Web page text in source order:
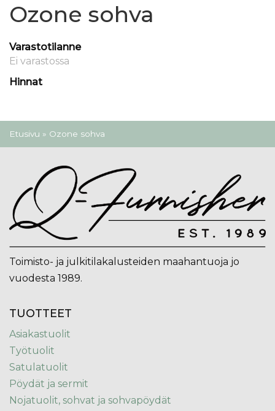
Ozone sohva
Varastotilanne
Ei varastossa
Hinnat
Olet täällä
Etusivu » Ozone sohva
Toimisto- ja julkitilakalusteiden maahantuoja jo
vuodesta 1989.
TUOTTEET
Asiakastuolit
Työtuolit
Satulatuolit
Pöydät ja sermit
Nojatuolit, sohvat ja sohvapöydät